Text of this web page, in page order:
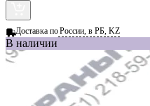
Доставка поРоссии, в РБ, KZ
В наличии